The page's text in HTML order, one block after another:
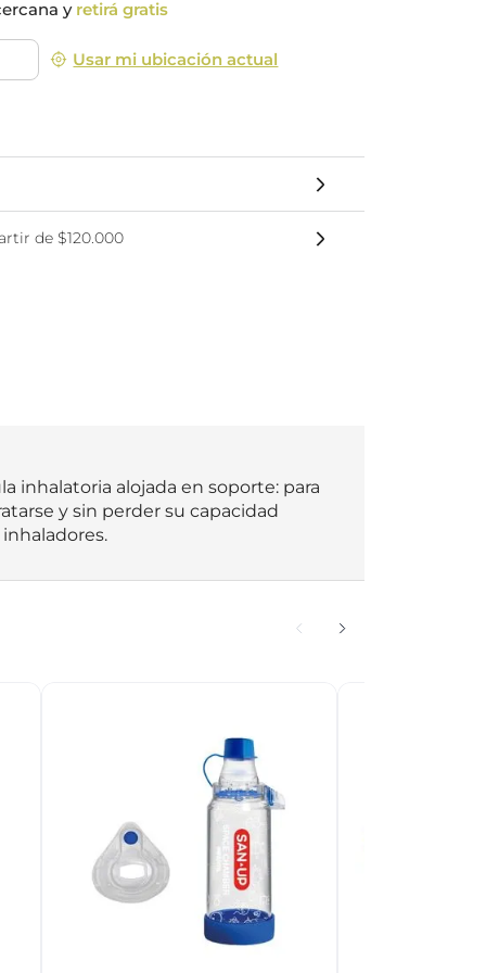
y retirá gratis
Usar mi ubicación actual
de $120.000
inhalatoria alojada en soporte: para
y sin perder su capacidad